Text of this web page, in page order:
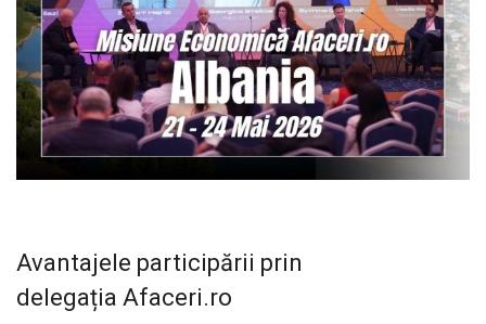
Avantajele participării prin
delegația Afaceri.ro